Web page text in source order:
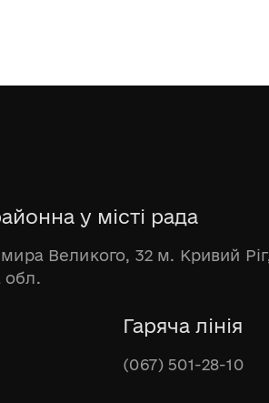
у місті рада
Великого, 32 м. Кривий Ріг,
Гаряча лінія
(067) 501-28-10